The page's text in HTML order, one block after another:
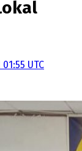
UTC